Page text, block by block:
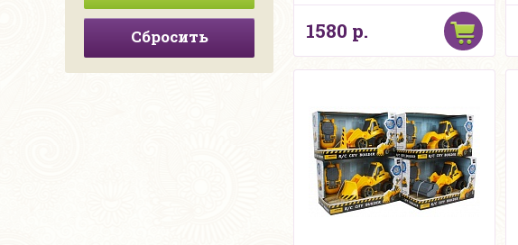
Сбросить 1580 р.